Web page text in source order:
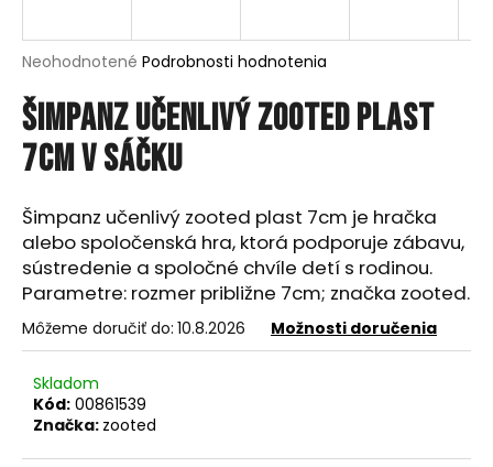
Priemerné
produktu
je
0,0
z
hviezdičiek.
Neohodnotené Podrobnosti hodnotenia
Šimpanz učenlivý zooted plast
7cm v sáčku
Šimpanz učenlivý zooted plast 7cm je hračka
alebo spoločenská hra, ktorá podporuje zábavu,
sústredenie a spoločné chvíle detí s rodinou.
Parametre: rozmer približne 7cm; značka zooted.
Môžeme doručiť do: 10.8.2026 Možnosti doručenia
Skladom
Kód: 00861539
Značka: zooted
j
ť
?
HĽADAŤ
O